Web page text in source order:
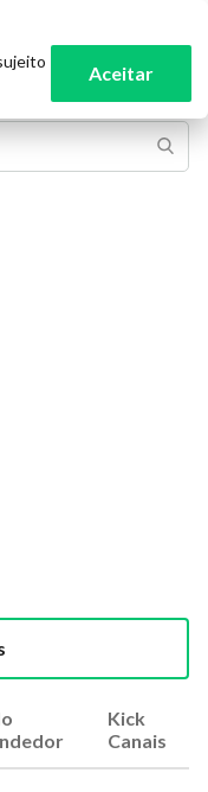
Kick
Canais
Aceitar